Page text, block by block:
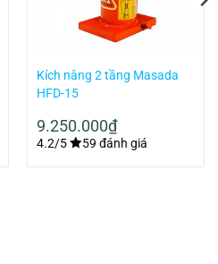
Kích nâng 2 tầng Masada
HFD-15
9.250.000₫
4.2/5 59 đánh giá